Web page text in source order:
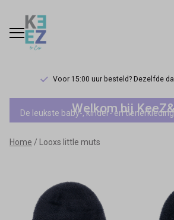
Voor 15:00 uur besteld? Dezelfde
Looxs
little
muts
Keez&Co
Welkom bij
De leukste baby-, kinder- en
Home Looxs little muts